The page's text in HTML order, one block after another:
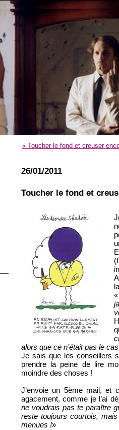
« Toucher le fond et creuser
26/01/2011
Toucher le fond et
alors que ce n’était pas le cas
Je sais que les conseillers
prendre la peine de lire
moindre des choses !
J’envoie un 5ème mail, et
agacement, comme je l’ai
ne voudrais pas te paraître
reste toujours courtois,
menues !»